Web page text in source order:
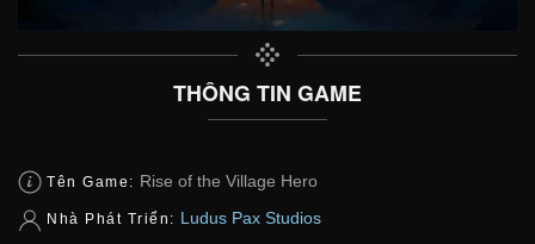
THÔNG TIN GAME
Tên Game: Rise of the Village Hero
Nhà Phát Triển: Ludus Pax Studios